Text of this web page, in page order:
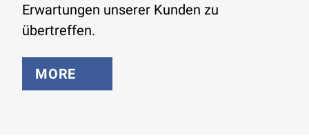
Erwartungen unserer Kunden zu
übertreffen.
MORE